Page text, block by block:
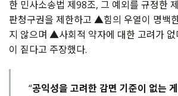
한 민사소송법 제98조, 그 예외를 규정한 제
판청구권을 제한하고 ▲힘의 우열이 명백
지 않으며 ▲사회적 약자에 대한 고려가 없
이 짙다고 주장했다.
“공익성을 고려한 감면 기준이 없는